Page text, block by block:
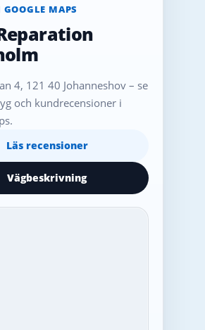
MAPS
4, 121 40 Johanneshov – se
och kundrecensioner i
Läs recensioner
Vägbeskrivning